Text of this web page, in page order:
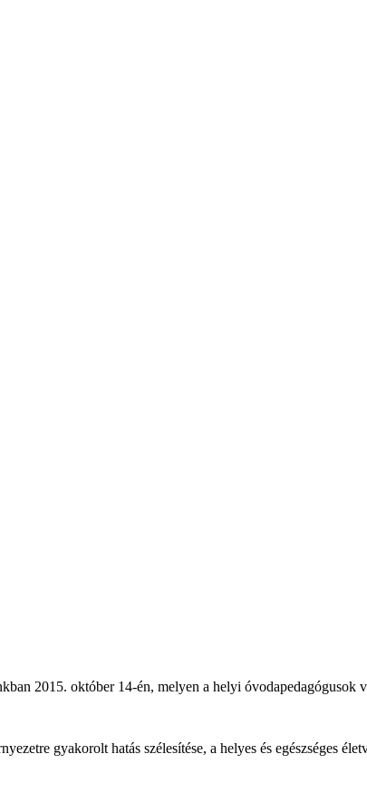
2015. október 14-én, melyen a helyi óvodapedagógusok
gyakorolt hatás szélesítése, a helyes és egészséges